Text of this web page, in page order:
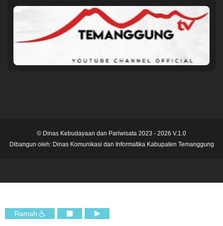
© Dinas Kebudayaan dan Pariwisata 2023 - 2026 V.1.0
Dibangun oleh: Dinas Komunikasi dan Informatika Kabupaten Temanggung
Ramah